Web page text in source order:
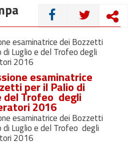
CONDIVIDI
esaminatrice dei Bozzetti
di Luglio e del Trofeo degli
2016
esaminatrice
per il Palio di
del Trofeo degli
2016
esaminatrice dei Bozzetti
di Luglio e del Trofeo degli
2016